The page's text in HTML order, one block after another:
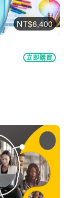
NT$6,400
立即購買